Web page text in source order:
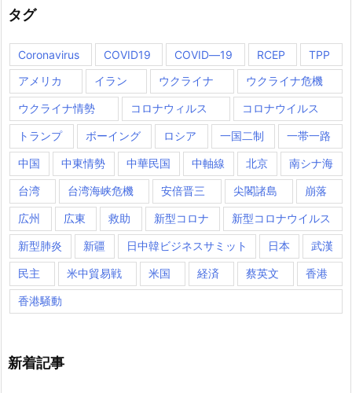
タグ
Coronavirus COVID19 COVID―19 RCEP
TPP
アメリカ
イラン ウクライナ ウクライナ危機
ウクライナ情勢 コロナウィルス コロナウイルス
トランプ ボーイング ロシア 一国二制 一帯一路
中国 中東情勢 中華民国 中軸線 北京 南シナ海
台湾 台湾海峡危機 安倍晋三 尖閣諸島 崩落
広州 広東 救助 新型コロナ 新型コロナウイルス
新型肺炎 新疆 日中韓ビジネスサミット 日本 武漢
民主 米中貿易戦 米国 経済 蔡英文 香港
香港騒動
新着記事